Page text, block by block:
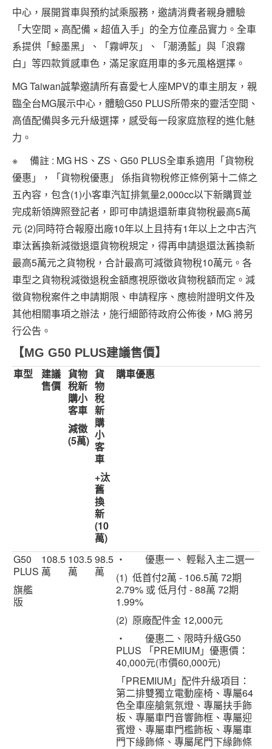
中心，展開賞車與預約試乘服務，邀請消費者親身體驗
「大空間 × 高配備 × 超值入手」的全方位產品實力。全車
系提供「鯨墨黑」、「霧岬灰」、「潮湧藍」與「浪霧
白」等四款質感車色，滿足家庭用車的多元風格選擇。
MG Taiwan誠摯邀請所有喜愛七人座MPV的車主朋友，親
臨全台MG展示中心，體驗G50 PLUS所帶來的靈活空間、
高值配備與多元升級選擇，感受每一段家庭旅程的進化魅
力。
※ 備註 : MG HS、ZS、G50 PLUS全車系適用「貨物稅
優惠」，「貨物稅優惠」 係指貨物稅修正條例第十二條之
五內容，包含(1)小客車汽缸排氣量2,000cc以下新購買並
完成新領牌照登記者，即可申請退還新車貨物稅最高5萬
元 (2)同時符合報廢出廠10年以上且持有1年以上之中古汽
車汰舊換新減徵退還貨物稅規定，得再申請退還汰舊換新
最高5萬元之貨物稅，合計最高可減徵貨物稅10萬元。各
車型之貨物稅減徵退稅金額應視原徵收貨物稅額而定。減
徵貨物稅案件之申請期限、申請程序、應檢附證明文件及
其他相關事項之辦法，施行細節待政府公佈後，MG 將另
行公告。
【MG G50 PLUS建議售價】
車型
建議
售價
貨物
稅新
購小
客車
減徵
(5萬)
貨
物
稅
新
購
小
客
車
+汰
舊
換
新
(10
萬)
購車優惠
G50
PLUS
旗艦
版
108.5
萬
103.5
萬
98.5
萬
‧ 優惠一、 輕鬆入主二選一
(1) 低首付2萬 - 106.5萬 72期
2.79% 或 低月付 - 88萬 72期
1.99%
(2) 原廠配件金 12,000元
‧ 優惠二、限時升級G50
PLUS 「PREMIUM」優惠價：
40,000元(市價60,000元)
「PREMIUM」配件升級項目：
第二排雙獨立電動座椅、專屬64
色全車座艙氣氛燈、專屬扶手飾
板、專屬車門音響飾框、專屬迎
賓燈、專屬車門檻飾板、專屬車
門下緣飾條、專屬尾門下緣飾條